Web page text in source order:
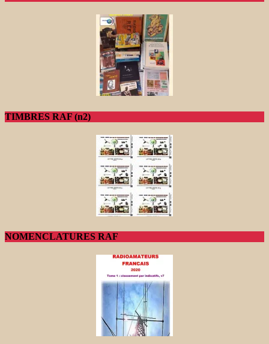
TIMBRES RAF (n2)
NOMENCLATURES RAF